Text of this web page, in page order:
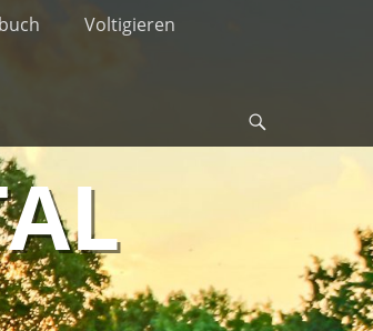
Voltigieren